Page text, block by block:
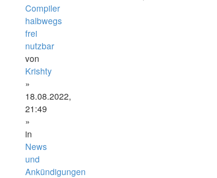
Compiler
halbwegs
frei
nutzbar
von
Krishty
»
18.08.2022,
21:49
»
in
News
und
Ankündigungen